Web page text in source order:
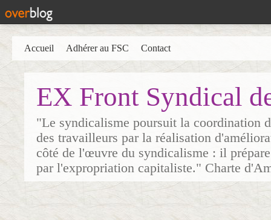
EX Front Syndical
"Le syndicalisme poursuit la coordination
des travailleurs par la réalisation
côté de l'œuvre du syndicalisme : il
par l'expropriation capitaliste." Charte
Accueil Adhérer au FSC Contact